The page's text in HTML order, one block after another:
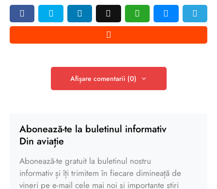
Afișare comentarii (0)
Abonează-te la buletinul informativ
Din aviație
Abonează-te gratuit la buletinul nostru
informativ și îți trimitem în fiecare dimineață de
vineri pe e-mail cele mai noi și importante știri